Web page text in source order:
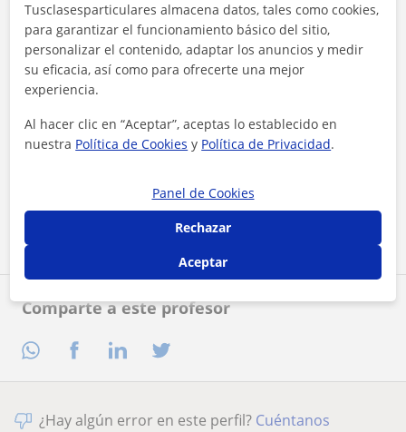
Comparte a este profesor
Contactar ahora
¿Hay algún error en este perfil? Cuéntanos
Tusclasesparticulares almacena datos, tales como cookies,
para garantizar el funcionamiento básico del sitio,
personalizar el contenido, adaptar los anuncios y medir
su eficacia, así como para ofrecerte una mejor
experiencia.
Al hacer clic en “Aceptar”, aceptas lo establecido en
nuestra Política de Cookies y Política de Privacidad.
Panel de Cookies
Rechazar
Aceptar